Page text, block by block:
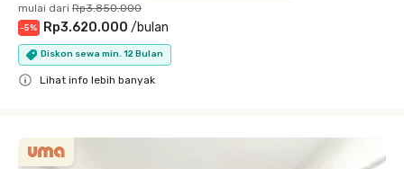
mulai dari Rp3.850.000
-5% Rp3.620.000 /bulan
Diskon sewa min. 12 Bulan
Lihat info lebih banyak